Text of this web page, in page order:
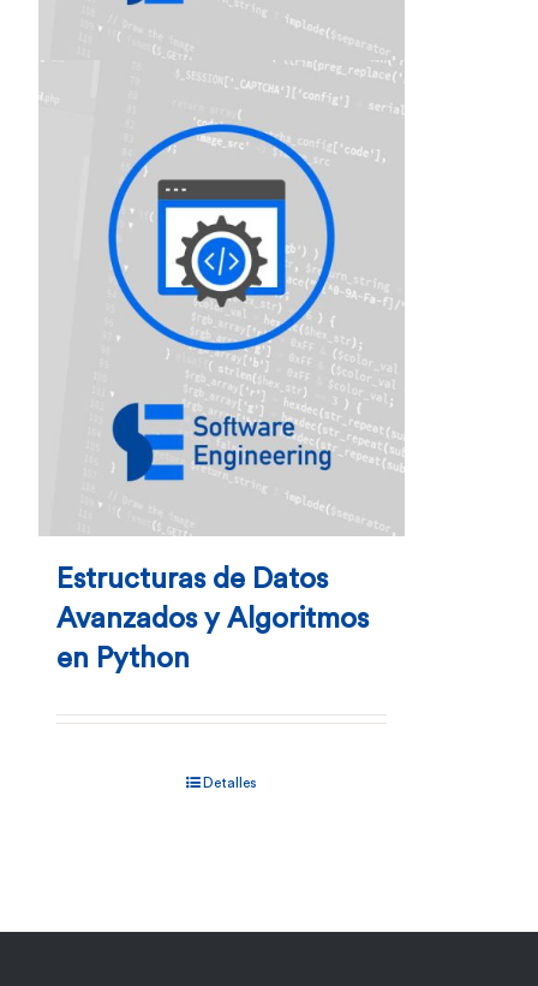
Estructuras de Datos
Avanzados y Algoritmos
en Python
Detalles